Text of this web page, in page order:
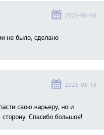
2026-06-16
не было, сделано
2026-06-13
свою карьеру, но и
Спасибо большое!